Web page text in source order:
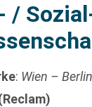
/
: Wien –